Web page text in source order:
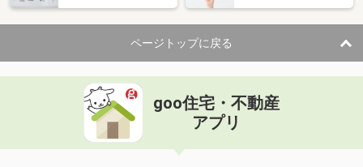
ページトップに戻る
goo住宅・不動産
アプリ